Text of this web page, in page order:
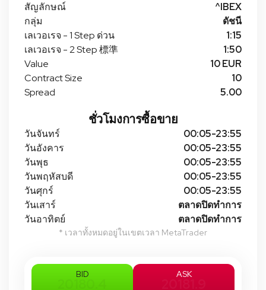
ชั่วโมงการซื้อขาย
วันจันทร์
00:05-23:55
วันอังคาร
00:05-23:55
วันพุธ
00:05-23:55
วันพฤหัสบดี
00:05-23:55
วันศุกร์
00:05-23:55
วันเสาร์
ตลาดปิดทําการ
วันอาทิตย์
ตลาดปิดทําการ
* เวลาทั้งหมดอยู่ในเขตเวลา MetaTrader
สัญลักษณ์
^IBEX
กลุ่ม
ดัชนี
เลเวอเรจ - 1 Step ด่วน
1:15
เลเวอเรจ - 2 Step 標準
1:50
Value
10 EUR
Contract Size
10
Spread
5.00
BID ASK